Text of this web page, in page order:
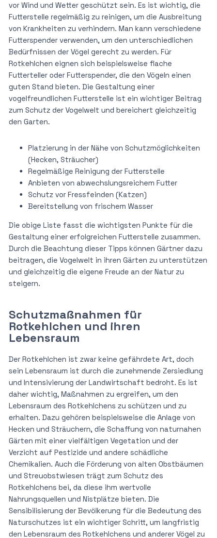
vor Wind und Wetter geschützt sein. Es ist wichtig, die
Futterstelle regelmäßig zu reinigen, um die Ausbreitung
von Krankheiten zu verhindern. Man kann verschiedene
Futterspender verwenden, um den unterschiedlichen
Bedürfnissen der Vögel gerecht zu werden. Für
Rotkehlchen eignen sich beispielsweise flache
Futterteller oder Futterspender, die den Vögeln einen
guten Stand bieten. Die Gestaltung einer
vogelfreundlichen Futterstelle ist ein wichtiger Beitrag
zum Schutz der Vogelwelt und bereichert gleichzeitig
den Garten.
Platzierung in der Nähe von Schutzmöglichkeiten
(Hecken, Sträucher)
Regelmäßige Reinigung der Futterstelle
Anbieten von abwechslungsreichem Futter
Schutz vor Fressfeinden (Katzen)
Bereitstellung von frischem Wasser
Die obige Liste fasst die wichtigsten Punkte für die
Gestaltung einer erfolgreichen Futterstelle zusammen.
Durch die Beachtung dieser Tipps können Gärtner dazu
beitragen, die Vogelwelt in ihren Gärten zu unterstützen
und gleichzeitig die eigene Freude an der Natur zu
steigern.
Schutzmaßnahmen für
Rotkehlchen und ihren
Lebensraum
Der Rotkehlchen ist zwar keine gefährdete Art, doch
sein Lebensraum ist durch die zunehmende Zersiedlung
und Intensivierung der Landwirtschaft bedroht. Es ist
daher wichtig, Maßnahmen zu ergreifen, um den
Lebensraum des Rotkehlchens zu schützen und zu
erhalten. Dazu gehören beispielsweise die Anlage von
Hecken und Sträuchern, die Schaffung von naturnahen
Gärten mit einer vielfältigen Vegetation und der
Verzicht auf Pestizide und andere schädliche
Chemikalien. Auch die Förderung von alten Obstbäumen
und Streuobstwiesen trägt zum Schutz des
Rotkehlchens bei, da diese ihm wertvolle
Nahrungsquellen und Nistplätze bieten. Die
Sensibilisierung der Bevölkerung für die Bedeutung des
Naturschutzes ist ein wichtiger Schritt, um langfristig
den Lebensraum des Rotkehlchens und anderer Vögel zu